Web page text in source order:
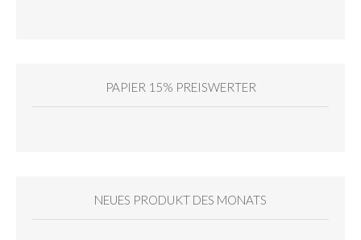
PAPIER 15% PREISWERTER
NEUES PRODUKT DES MONATS